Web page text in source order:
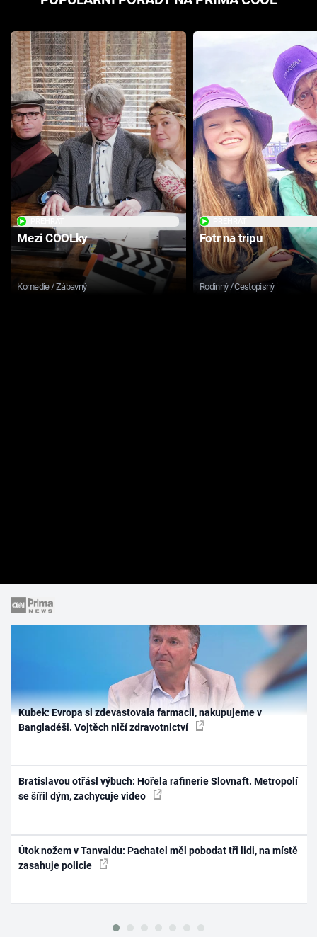
Mezi COOLky
Komedie / Zábavný
Fotr na tripu
Rodinný / Cestopisný
Kubek: Evropa si zdevastovala farmacii, nakupujeme v
Bangladéši. Vojtěch ničí zdravotnictví
Bratislavou otřásl výbuch: Hořela rafinerie Slovnaft. Metropolí
se šířil dým, zachycuje video
Útok nožem v Tanvaldu: Pachatel měl pobodat tři lidi, na místě
zasahuje policie